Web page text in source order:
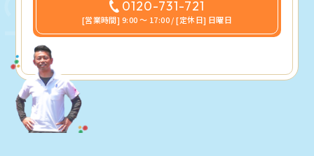
0120-731-721
[営業時間] 9:00 〜 17:00 / [定休日] 日曜日